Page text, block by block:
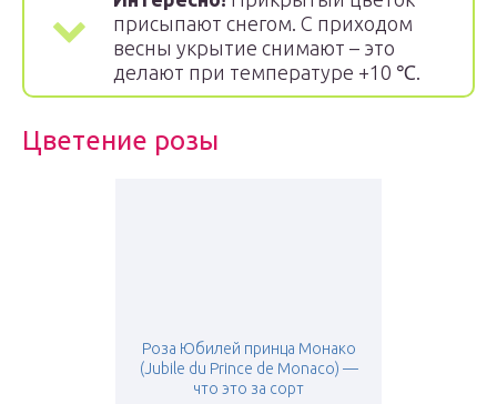
присыпают снегом. С приходом
весны укрытие снимают – это
делают при температуре +10 ℃.
Цветение розы
Роза Юбилей принца Монако
(Jubile du Prince de Monaco) —
что это за сорт